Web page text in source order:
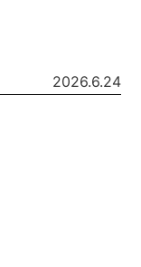
2026.6.24